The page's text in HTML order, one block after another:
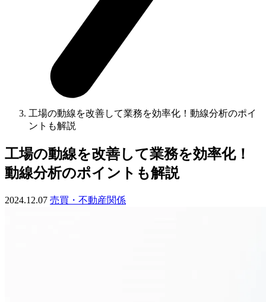
工場の動線を改善して業務を効率化！動線分析のポイ
ントも解説
工場の動線を改善して業務を効率化！
動線分析のポイントも解説
2024.12.07 売買・不動産関係